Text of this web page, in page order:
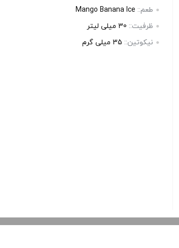
طعم:: Mango Banana Ice
ظرفیت:: 30 میلی‌ لیتر
نیکوتین:: 35 میلی‌ گرم